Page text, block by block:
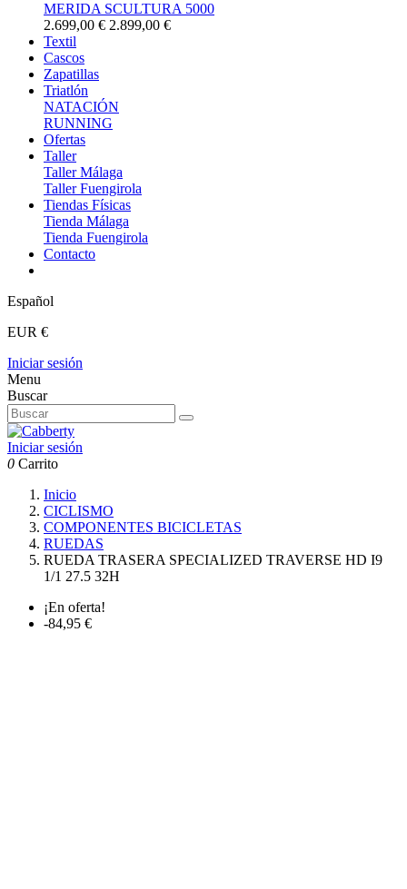
MERIDA SCULTURA 5000
2.699,00 € 2.899,00 €
Textil
Cascos
Zapatillas
Triatlón
NATACIÓN
RUNNING
Ofertas
Taller
Taller Málaga
Taller Fuengirola
Tiendas Físicas
Tienda Málaga
Tienda Fuengirola
Contacto
Español
EUR €
Iniciar sesión
Menu
Buscar
Iniciar sesión
0 Carrito
Inicio
CICLISMO
COMPONENTES BICICLETAS
RUEDAS
RUEDA TRASERA SPECIALIZED TRAVERSE HD I9
1/1 27.5 32H
¡En oferta!
-84,95 €